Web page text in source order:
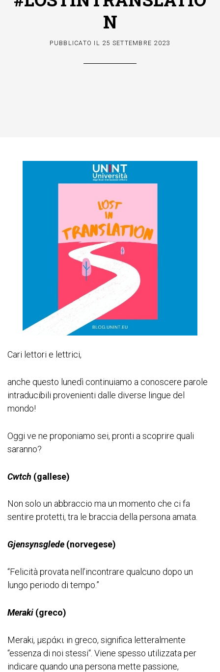
N
PUBBLICATO IL 25 SETTEMBRE 2023
Cari lettori e lettrici,
anche questo lunedì continuiamo a conoscere parole
intraducibili provenienti dalle diverse lingue del
mondo!
Oggi ve ne proponiamo sei, pronti a scoprire quali
saranno?
Cwtch (gallese)
Non solo un abbraccio ma un momento che ci fa
sentire protetti, tra le braccia della persona amata.
Gjensynsglede (norvegese)
“Felicità provata nell’incontrare qualcuno dopo un
lungo periodo di tempo.”
Meraki (greco)
Meraki, μεράκι in greco, significa letteralmente
“essenza di noi stessi“. Viene spesso utilizzata per
indicare quando una persona mette passione,